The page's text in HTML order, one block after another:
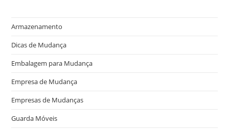
Armazenamento
Dicas de Mudança
Embalagem para Mudança
Empresa de Mudança
Empresas de Mudanças
Guarda Móveis